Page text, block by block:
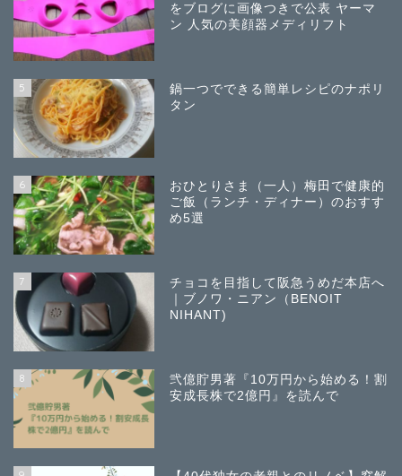
をブログに画像つきで公表 ヤーマ
ン 人気の美顔器メディリフト
5
鍋一つでできる簡単レシピのナポリ
タン
6
おひとりさま（一人）梅田で健康的
ご飯（ランチ・ディナー）のおすす
め5選
7
チョコを目指して阪急うめだ本店へ
｜ブノワ・ニアン（BENOIT
NIHANT)
8
弐億貯男著『10万円から始める！割
安成長株で2億円』を読んで